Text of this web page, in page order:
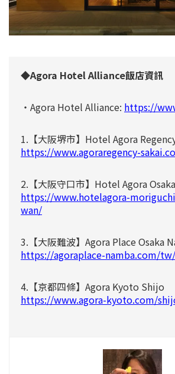
◆Agora Hotel Alliance飯店資訊
・Agora Hotel Alliance: https://
1.【大阪堺市】Hotel Agora
https://www.agoraregency-
2.【大阪守口市】Hotel Agora
https://www.hotelagora-
wan/
3.【大阪難波】Agora Place Osaka
https://agoraplace-namba.com/tw/
4.【京都四條】Agora Kyoto Shijo
https://www.agora-kyoto.com/